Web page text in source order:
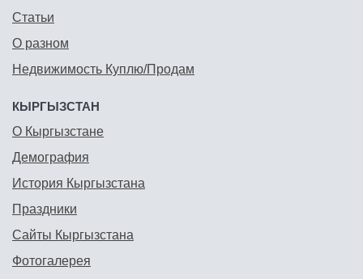
Статьи
О разном
Недвижимость Куплю/Продам
КЫРГЫЗСТАН
О Кыргызстане
Демография
История Кыргызстана
Праздники
Сайты Кыргызстана
Фотогалерея